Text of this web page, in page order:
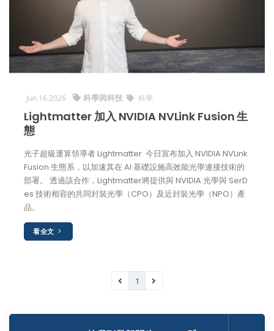
Jun 16,2026 科學與科技 科學
Lightmatter 加入 NVIDIA NVLink Fusion 生
態
光子超級運算領導者 Lightmatter 今日宣布加入 NVIDIA NVLink
Fusion 生態系，以加速其在 AI 基礎設施高效能光學連接技術的
部署。 透過該合作，Lightmatter將提供與 NVIDIA 光學與 SerD
es 技術相容的共同封裝光學（CPO）及近封裝光學（NPO）產
品。
看全文
1